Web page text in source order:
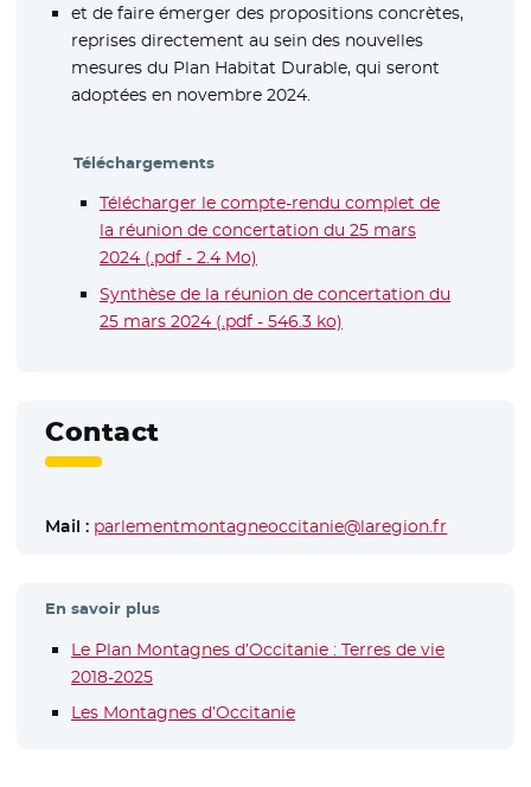
et de faire émerger des propositions concrètes,
reprises directement au sein des nouvelles
mesures du Plan Habitat Durable, qui seront
adoptées en novembre 2024.
Téléchargements
Télécharger le compte-rendu complet de
la réunion de concertation du 25 mars
2024 (.pdf - 2.4 Mo)
Synthèse de la réunion de concertation du
25 mars 2024 (.pdf - 546.3 ko)
Contact
Mail : parlementmontagneoccitanie@laregion.fr
En savoir plus
Le Plan Montagnes d’Occitanie : Terres de vie
2018-2025
Les Montagnes d’Occitanie